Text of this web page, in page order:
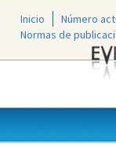
Inicio Número
Normas de